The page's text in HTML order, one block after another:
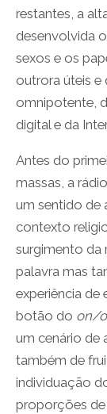
restantes, a
desenvolvida
sexos e os
outrora úteis e
omnipotente,
digital e da
Antes do
massas, a
um sentido de
contexto
surgimento da
palavra mas
experiência de
botão do on/
um cenário de
também de
individuação
proporções